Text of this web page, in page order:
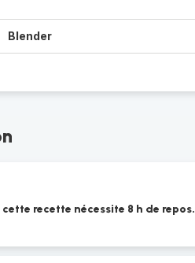
Blender
recette nécessite 8 h de repos.